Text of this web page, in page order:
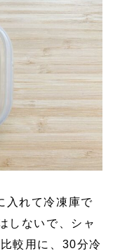
入れて冷凍庫で
しないで、シャ
較用に、30分冷